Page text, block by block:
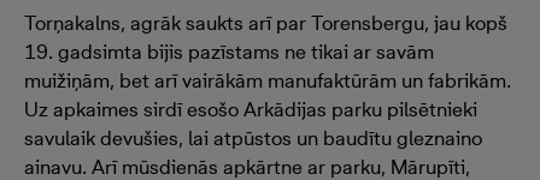
Torņakalns, agrāk saukts arī par Torensbergu, jau kopš
19. gadsimta bijis pazīstams ne tikai ar savām
muižiņām, bet arī vairākām manufaktūrām un fabrikām.
Uz apkaimes sirdī esošo Arkādijas parku pilsētnieki
savulaik devušies, lai atpūstos un baudītu gleznaino
ainavu. Arī mūsdienās apkārtne ar parku, Mārupīti,